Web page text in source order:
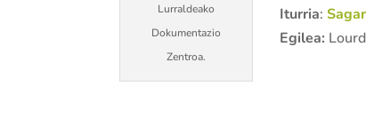
Lurraldeako
Dokumentazio
Zentroa.
Iturria:
Egilea: